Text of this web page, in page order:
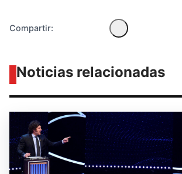
Compartir:
Noticias relacionadas